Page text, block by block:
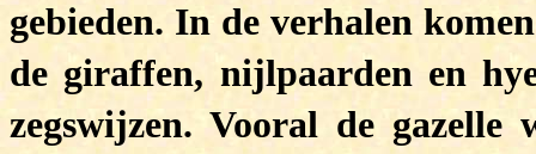
gebieden. In de verhalen
de giraffen, nijlpaarden en
zegswijzen. Vooral de gazelle